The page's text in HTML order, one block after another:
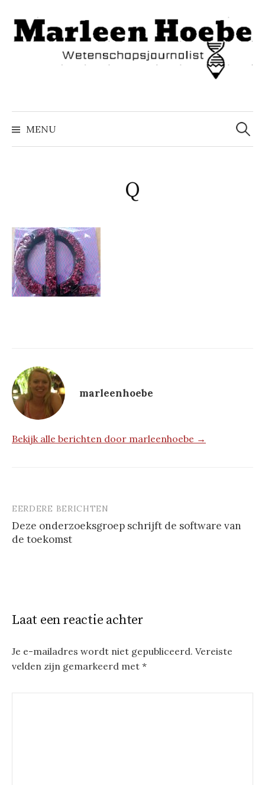
inhoud
springen
MENU
Zoeken
naar:
Q
marleenhoebe
Bekijk alle berichten door marleenhoebe →
Berichtnavigatie
EERDERE BERICHTEN
Deze onderzoeksgroep schrijft de software van
de toekomst
Laat een reactie achter
Je e-mailadres wordt niet gepubliceerd. Vereiste
velden zijn gemarkeerd met *